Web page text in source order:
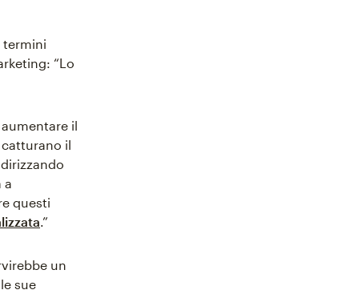
termini
“Lo
il
catturano il
a
questi
.”
un
sue